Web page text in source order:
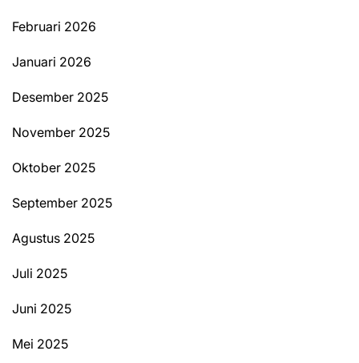
Februari 2026
Januari 2026
Desember 2025
November 2025
Oktober 2025
September 2025
Agustus 2025
Juli 2025
Juni 2025
Mei 2025